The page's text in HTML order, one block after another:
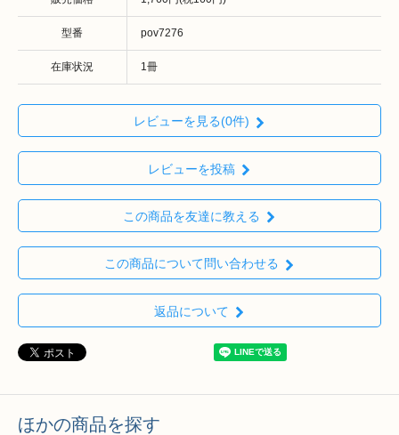
型番 pov7276
在庫状況 1冊
レビューを見る(0件)
レビューを投稿
この商品を友達に教える
この商品について問い合わせる
返品について
ほかの商品を探す